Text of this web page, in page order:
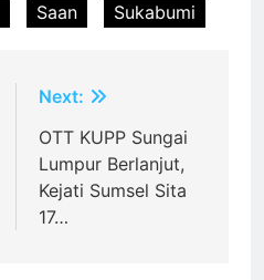
Saan Sukabumi
Next:
OTT KUPP Sungai
Lumpur Berlanjut,
Kejati Sumsel Sita
17…